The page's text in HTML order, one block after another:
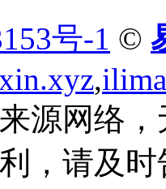
号-1 ©
,
源网络
，请及